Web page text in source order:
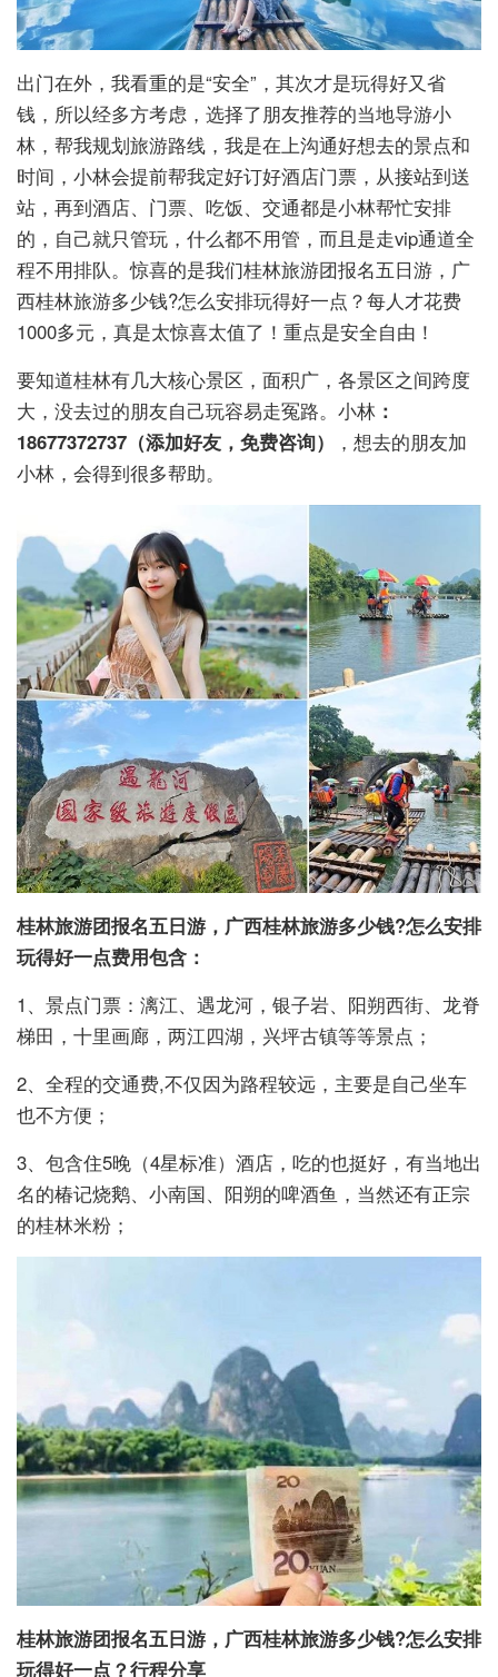
出门在外，我看重的是“安全”，其次才是玩得好又省
钱，所以经多方考虑，选择了朋友推荐的当地导游小
林，帮我规划旅游路线，我是在上沟通好想去的景点和
时间，小林会提前帮我定好订好酒店门票，从接站到送
站，再到酒店、门票、吃饭、交通都是小林帮忙安排
的，自己就只管玩，什么都不用管，而且是走vip通道全
程不用排队。惊喜的是我们桂林旅游团报名五日游，广
西桂林旅游多少钱?怎么安排玩得好一点？每人才花费
1000多元，真是太惊喜太值了！重点是安全自由！
要知道桂林有几大核心景区，面积广，各景区之间跨度
大，没去过的朋友自己玩容易走冤路。小林 ：
18677372737（添加好友，免费咨询）
，想去的朋友加
小林，会得到很多帮助。
桂林旅游团报名五日游，广西桂林旅游多少钱?怎么安排
玩得好一点费用包含：
1、景点门票：漓江、遇龙河，银子岩、阳朔西街、龙脊
梯田，十里画廊，两江四湖，兴坪古镇等等景点；
2、全程的交通费,不仅因为路程较远，主要是自己坐车
也不方便；
3、包含住5晚（4星标准）酒店，吃的也挺好，有当地出
名的椿记烧鹅、小南国、阳朔的啤酒鱼，当然还有正宗
的桂林米粉；
桂林旅游团报名五日游，广西桂林旅游多少钱?怎么安排
玩得好一点？行程分享